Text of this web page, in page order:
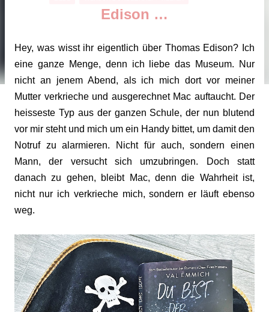
Edison …
Hey, was wisst ihr eigentlich über Thomas Edison? Ich
eine ganze Menge, denn ich liebe das Museum. Nur
nicht an jenem Abend, als ich mich dort vor meiner
Mutter verkrieche und ausgerechnet Mac auftaucht. Der
heisseste Typ aus der ganzen Schule, der nun blutend
vor mir steht und mich um ein Handy bittet, um damit den
Notruf zu alarmieren. Nicht für auch, sondern einen
Mann, der versucht sich umzubringen. Doch statt
danach zu gehen, bleibt Mac, denn die Wahrheit ist,
nicht nur ich verkrieche mich, sondern er läuft ebenso
weg.